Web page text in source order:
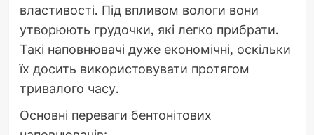
властивості. Під впливом вологи вони
утворюють грудочки, які легко прибрати.
Такі наповнювачі дуже економічні, оскільки
їх досить використовувати протягом
тривалого часу.
Основні переваги бентонітових